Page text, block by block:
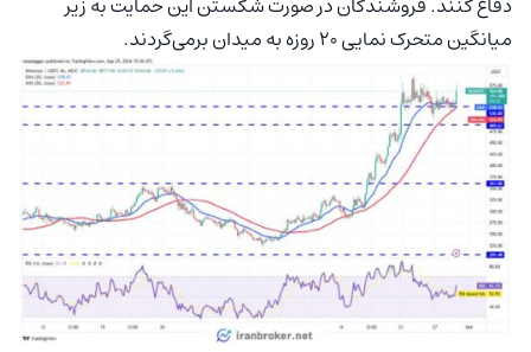
میانگین متحرک نمایی 20 روزه به میدان برمی‌گردند.